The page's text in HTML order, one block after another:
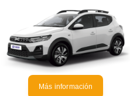
Más información